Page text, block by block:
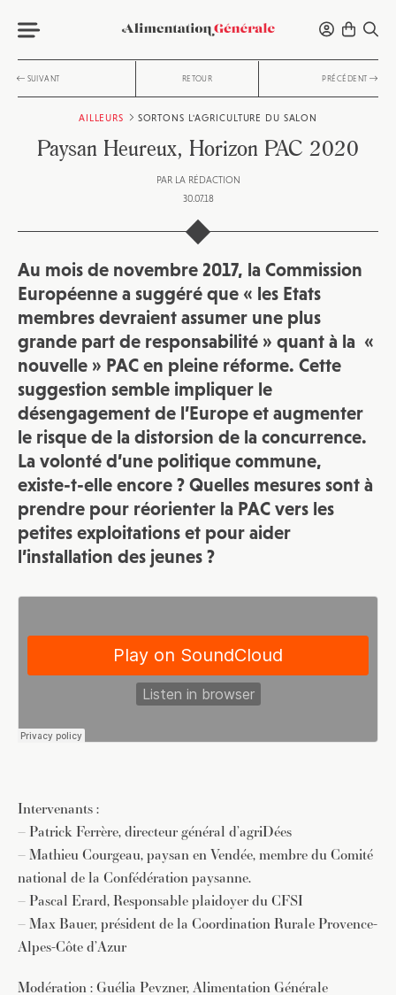
SUIVANT RETOUR PRÉCÉDENT
AILLEURS SORTONS L'AGRICULTURE DU SALON
Paysan Heureux, Horizon PAC 2020
PAR LA RÉDACTION
30.07.18
Au mois de novembre 2017, la Commission
Européenne a suggéré que « les Etats
membres devraient assumer une plus
grande part de responsabilité » quant à la «
nouvelle » PAC en pleine réforme. Cette
suggestion semble impliquer le
désengagement de l’Europe et augmenter
le risque de la distorsion de la concurrence.
La volonté d’une politique commune,
existe-t-elle encore ? Quelles mesures sont à
prendre pour réorienter la PAC vers les
petites exploitations et pour aider
l’installation des jeunes ?
Intervenants :
– Patrick Ferrère, directeur général d’agriDées
– Mathieu Courgeau, paysan en Vendée, membre du Comité
national de la Confédération paysanne.
– Pascal Erard, Responsable plaidoyer du CFSI
– Max Bauer, président de la Coordination Rurale Provence-
Alpes-Côte d’Azur
Modération : Guélia Pevzner, Alimentation Générale